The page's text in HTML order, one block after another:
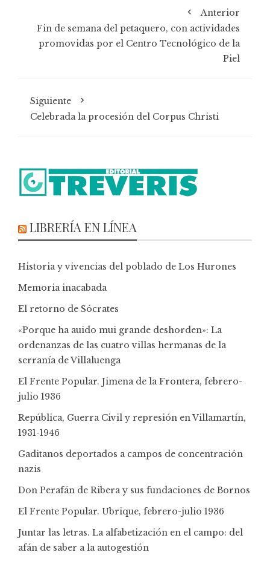
Anterior
Fin de semana del petaquero, con actividades
promovidas por el Centro Tecnológico de la
Piel
Siguiente
Celebrada la procesión del Corpus Christi
LIBRERÍA EN LÍNEA
Historia y vivencias del poblado de Los Hurones
Memoria inacabada
El retorno de Sócrates
«Porque ha auido mui grande deshorden»: La
ordenanzas de las cuatro villas hermanas de la
serranía de Villaluenga
El Frente Popular. Jimena de la Frontera, febrero-
julio 1936
República, Guerra Civil y represión en Villamartín,
1931-1946
Gaditanos deportados a campos de concentración
nazis
Don Perafán de Ribera y sus fundaciones de Bornos
El Frente Popular. Ubrique, febrero-julio 1936
Juntar las letras. La alfabetización en el campo: del
afán de saber a la autogestión